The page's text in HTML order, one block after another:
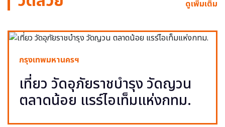
ดูเพิ่มเติม
กรุงเทพมหานครฯ
เที่ยว วัดอุภัยราชบำรุง วัดญวน
ตลาดน้อย แรร์ไอเท็มแห่งกทม.